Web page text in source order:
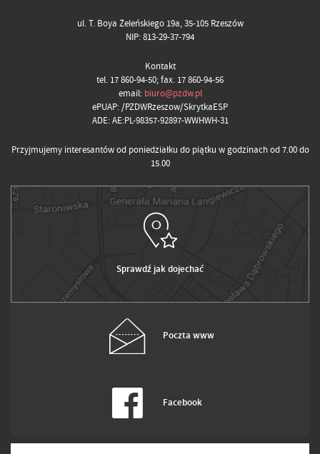
ul. T. Boya Żeleńskiego 19a, 35-105 Rzeszów
NIP: 813-29-37-794
Kontakt
tel. 17 860-94-50; fax. 17 860-94-56
email: biuro@pzdw.pl
ePUAP: /PZDWRzeszow/SkrytkaESP
ADE: AE:PL-98357-92897-WWHWH-31
Przyjmujemy interesantów od poniedziałku do piątku w godzinach od 7.00 do
15.00
Sprawdź jak dojechać
Poczta www
Facebook